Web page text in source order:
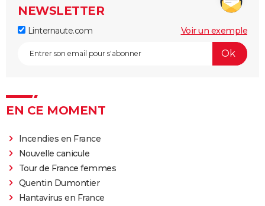
NEWSLETTER
Linternaute.com Voir un exemple
EN CE MOMENT
Incendies en France
Nouvelle canicule
Tour de France femmes
Quentin Dumontier
Hantavirus en France